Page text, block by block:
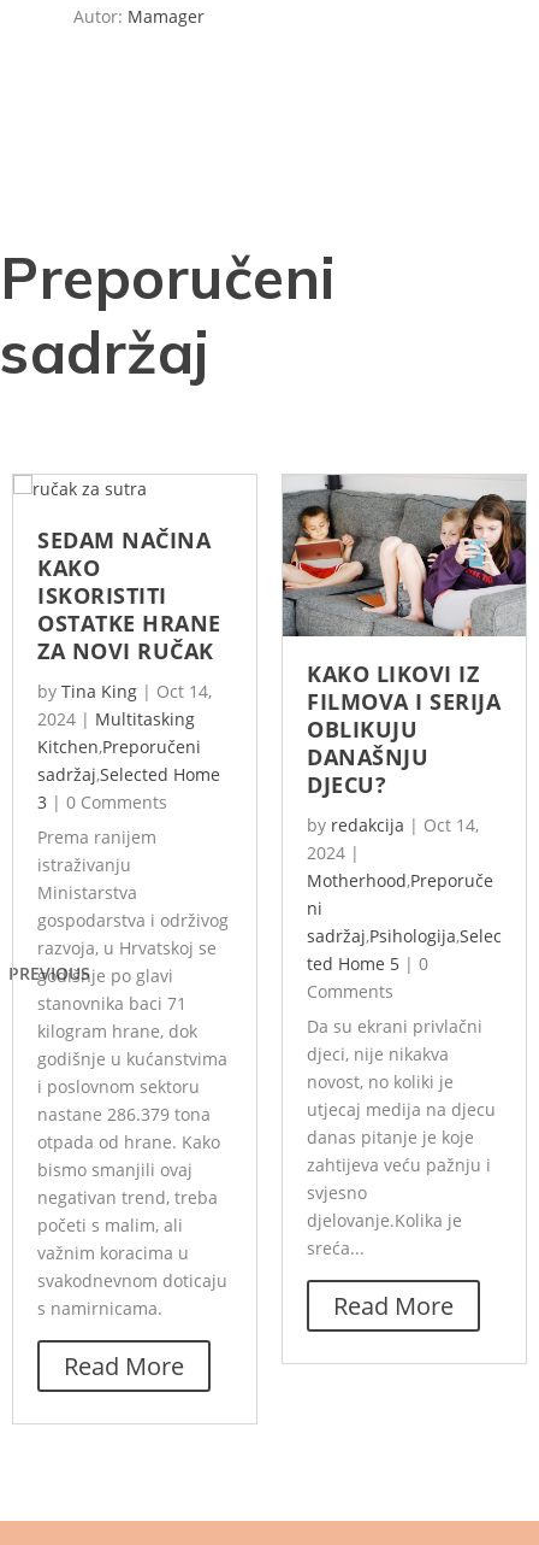
Autor: Mamager
Preporučeni
sadržaj
PREVIOUS
SEDAM NAČINA
KAKO
ISKORISTITI
OSTATKE HRANE
ZA NOVI RUČAK
by Tina King | Oct 14,
2024 | Multitasking
Kitchen,Preporučeni
sadržaj,Selected Home
3 | 0 Comments
Prema ranijem
istraživanju
Ministarstva
gospodarstva i održivog
razvoja, u Hrvatskoj se
godišnje po glavi
stanovnika baci 71
kilogram hrane, dok
godišnje u kućanstvima
i poslovnom sektoru
nastane 286.379 tona
otpada od hrane. Kako
bismo smanjili ovaj
negativan trend, treba
početi s malim, ali
važnim koracima u
svakodnevnom doticaju
s namirnicama.
Read More
KAKO LIKOVI IZ
FILMOVA I SERIJA
OBLIKUJU
DANAŠNJU
DJECU?
by redakcija | Oct 14,
2024 |
Motherhood,Preporuče
ni
sadržaj,Psihologija,Selec
ted Home 5 | 0
Comments
Da su ekrani privlačni
djeci, nije nikakva
novost, no koliki je
utjecaj medija na djecu
danas pitanje je koje
zahtijeva veću pažnju i
svjesno
djelovanje.Kolika je
sreća...
Read More